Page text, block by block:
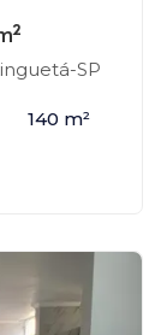
SP
140 m²